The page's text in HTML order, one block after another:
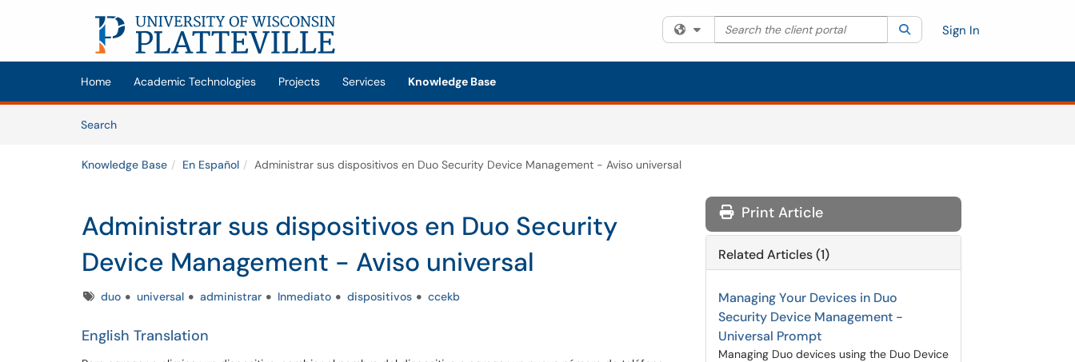
Skip to main content
(opens in a new tab)
Filter your search by category. Current category:All
Search the client portal SearchSign In
Home Academic Technologies Projects Services Knowledge Base
SearchArticles
Knowledge Base En Español Administrar sus dispositivos en Duo Security Device Management - Aviso universal
Administrar sus dispositivos en Duo Security
Device Management - Aviso universal
Tagsduo universal administrar Inmediato dispositivos ccekb
English Translation
Print Article
Related Articles (1)
Managing Your Devices in Duo
Security Device Management -
Universal Prompt
Managing Duo devices using the Duo Device